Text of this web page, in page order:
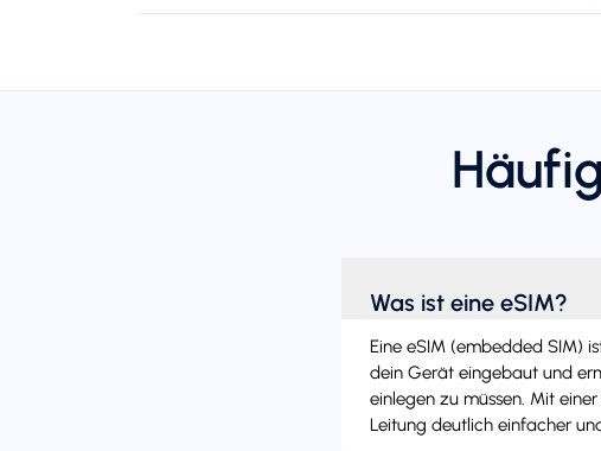
Was ist eine eSIM?
Eine eSIM (embedded SIM)
dein Gerät eingebaut und
einlegen zu müssen. Mit
Leitung deutlich einfacher